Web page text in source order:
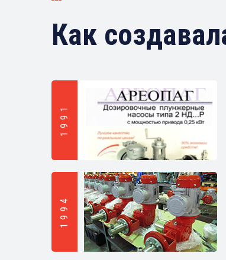
Как
1991
1994